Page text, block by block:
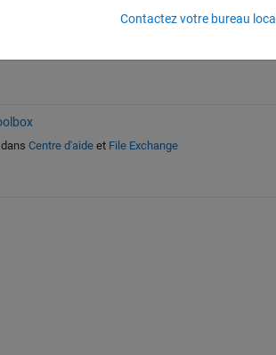
Centre d'aideet File Exchange
Contactez votre bureau local